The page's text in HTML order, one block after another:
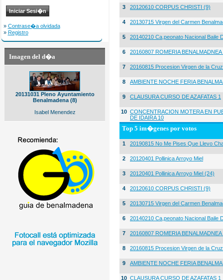
» Contrase�a olvidada
» Registro
Imagen del d�a
20131031 Pleno Ayuntamiento
Benalmadena (8)
Isabel Menendez
3 20120610 CORPUS CHRISTI (9)
4 20130715 Virgen del Carmen
5 20140210 Ca,peonato Nacional Baile
6 20160807 ROMERIA
7 20160815 Procesion Virgen de la
8 AMBIENTE NOCHE FERIA
9 CLAUSURA CURSO DE AZAFATAS 1
10 CONCENTRACION MOTERA EN
DE IDAIRA 10
Top 5 im�genes por votos
1 20190815 No Me Pises Que Llevo
2 20120401 Pollinica Arroyo Miel
3 20120401 Pollinica Arroyo Miel (24)
4 20120610 CORPUS CHRISTI (9)
5 20130715 Virgen del Carmen
6 20140210 Ca,peonato Nacional Baile
7 20160807 ROMERIA
8 20160815 Procesion Virgen de la
9 AMBIENTE NOCHE FERIA
10 CLAUSURA CURSO DE AZAFATAS 1